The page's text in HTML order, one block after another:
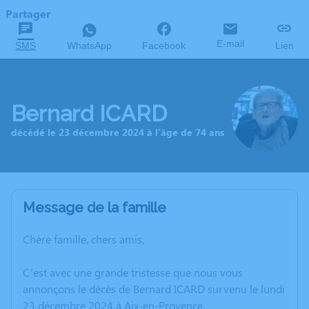
Partager
SMS WhatsApp Facebook E-mail Lien
Bernard ICARD
décédé le 23 décembre 2024 à l'âge de 74 ans
Message de la famille
Chère famille, chers amis,
C’est avec une grande tristesse que nous vous
annonçons le décès de Bernard ICARD survenu le lundi
23 décembre 2024 à Aix-en-Provence.